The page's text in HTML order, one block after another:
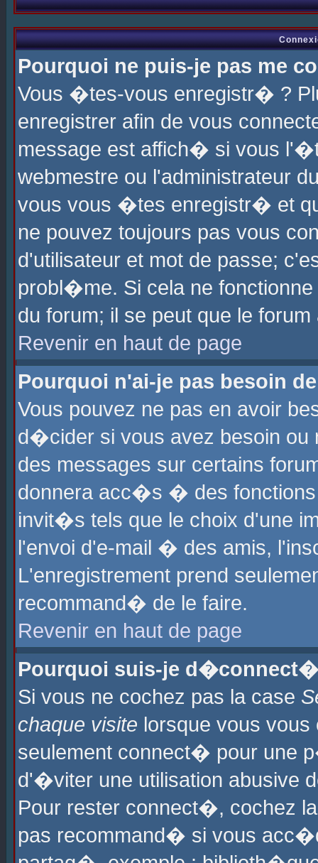
Pourquoi ne puis-je pas me
Vous �tes-vous enregistr� ?
enregistrer afin de vous
message est affich� si vous
webmestre ou l'administrateur
vous vous �tes enregistr� et
ne pouvez toujours pas vous
d'utilisateur et mot de passe;
probl�me. Si cela ne
du forum; il se peut que le
Revenir en haut de page
Pourquoi n'ai-je pas besoin
Vous pouvez ne pas en avoir
d�cider si vous avez besoin ou
des messages sur certains
donnera acc�s � des fonctions
invit�s tels que le choix d'une
l'envoi d'e-mail � des amis,
L'enregistrement prend
recommand� de le faire.
Revenir en haut de page
Pourquoi suis-je
Si vous ne cochez pas la case
chaque visite lorsque vous
seulement connect� pour une
d'�viter une utilisation abusive
Pour rester connect�, cochez
pas recommand� si vous